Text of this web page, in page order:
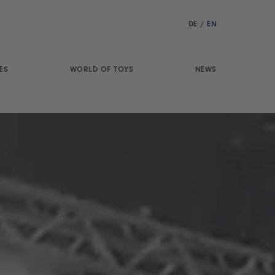
DE / EN
WORLD OF TOYS NEWS